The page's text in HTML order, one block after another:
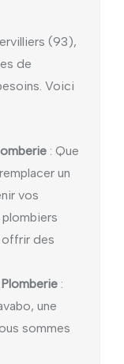
(93),
de
Voici
: Que
un
vos
offrir des
:
une
sommes